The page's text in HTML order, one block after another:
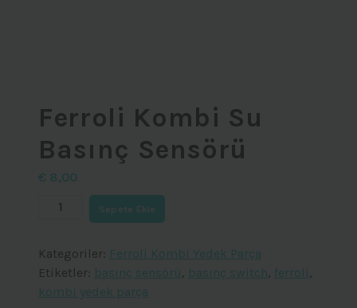
Ferroli Kombi Su
Basınç Sensörü
€ 8,00
Ferroli
Basınç
Sensörü
adet
Sepete Ekle
Kategoriler: Ferroli Kombi Yedek Parça
Etiketler: basınç sensörü , basınç switch, ferroli ,
kombi yedek parça